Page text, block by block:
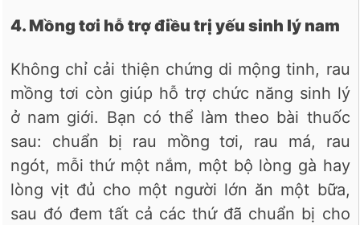
4. Mồng tơi hỗ trợ điều trị yếu sinh lý nam
Không chỉ cải thiện chứng di mộng tinh, rau
mồng tơi còn giúp hỗ trợ chức năng sinh lý
ở nam giới. Bạn có thể làm theo bài thuốc
sau: chuẩn bị rau mồng tơi, rau má, rau
ngót, mỗi thứ một nắm, một bộ lòng gà hay
lòng vịt đủ cho một người lớn ăn một bữa,
sau đó đem tất cả các thứ đã chuẩn bị cho